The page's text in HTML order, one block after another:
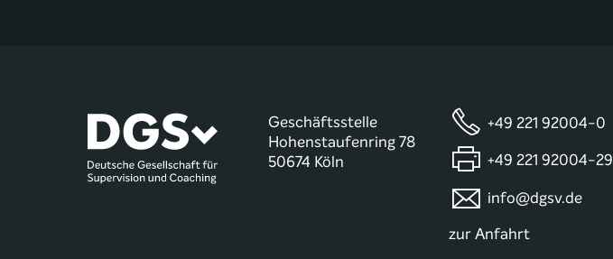
Geschäftsstelle
Hohenstaufenring 78
50674 Köln
+49 221 92004-0
+49 221 92004-29
info@dgsv.de
zur Anfahrt